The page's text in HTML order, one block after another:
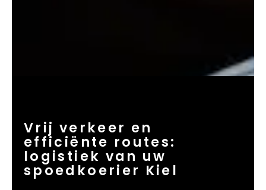
Vrij verkeer en
efficiënte routes:
logistiek van uw
spoedkoerier Kiel